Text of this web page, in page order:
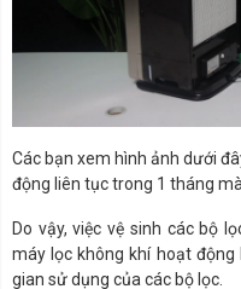
Các bạn xem hình ảnh dưới
động liên tục trong 1 tháng
Do vậy, việc vệ sinh các bộ
máy lọc không khí hoạt
gian sử dụng của các bộ lọc.